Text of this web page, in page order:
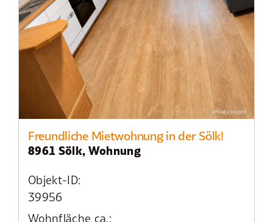
Freundliche Mietwohnung in der Sölk!
8961 Sölk, Wohnung
Objekt-ID:
39956
Wohnfläche ca.: